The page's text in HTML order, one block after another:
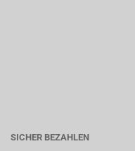
SICHER BEZAHLEN